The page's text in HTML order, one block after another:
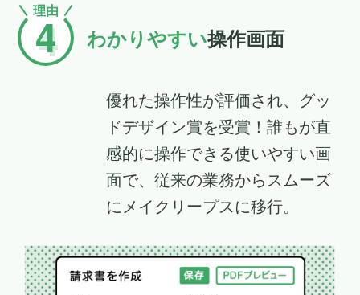
理由
4 わかりやすい操作画面
優れた操作性が評価され、グッ
ドデザイン賞を受賞！誰もが直
感的に操作できる使いやすい画
面で、従来の業務からスムーズ
にメイクリープスに移行。